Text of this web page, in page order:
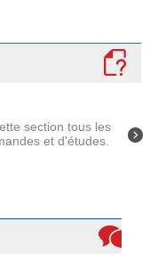
section tous les
et d'études.